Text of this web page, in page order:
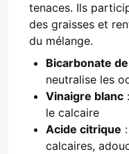
tenaces. Ils
des graisses et
du mélange.
Bicarbonate
neutralise les
Vinaigre blanc
le calcaire
Acide citrique
calcaires,